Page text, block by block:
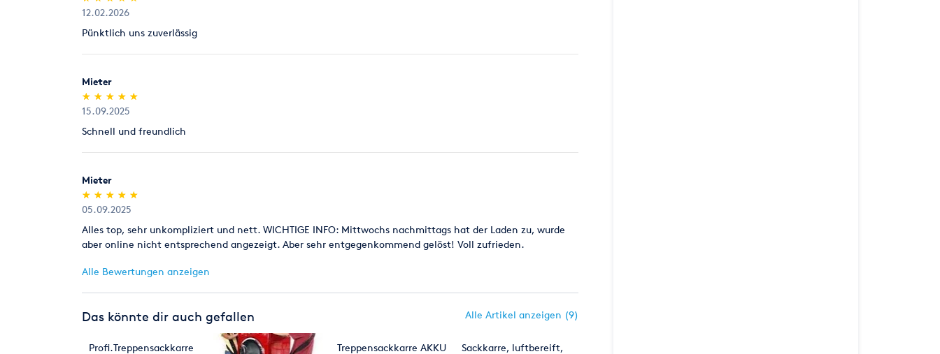
12.02.2026
Pünktlich uns zuverlässig
Mieter
(*)
★
★
(*) ★
★
(*) ★
★
(*) ★
★
(*) ★
★
15.09.2025
Schnell und freundlich
Mieter
(*)
★
★
(*) ★
★
(*) ★
★
(*) ★
★
(*) ★
★
05.09.2025
Alles top, sehr unkompliziert und nett. WICHTIGE INFO: Mittwochs nachmittags hat der Laden zu, wurde
aber online nicht entsprechend angezeigt. Aber sehr entgegenkommend gelöst! Voll zufrieden.
Alle Bewertungen anzeigen
Das könnte dir auch gefallen Alle Artikel anzeigen (9)
Profi.Treppensackkarre
Treppensackkarre AKKU
Sackkarre, luftbereift,